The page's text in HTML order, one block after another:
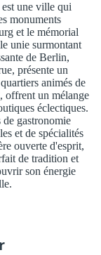
une ville qui
monuments
et le mémorial
unie surmontant
de Berlin,
présente un
animés de
offrent un mélange
éclectiques.
gastronomie
et de spécialités
ouverte d'esprit,
de tradition et
son énergie